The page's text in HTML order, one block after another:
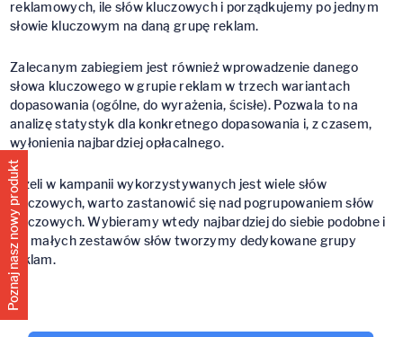
reklamowych, ile słów kluczowych i porządkujemy po jednym
słowie kluczowym na daną grupę reklam.
Zalecanym zabiegiem jest również wprowadzenie danego
słowa kluczowego w grupie reklam w trzech wariantach
dopasowania (ogólne, do wyrażenia, ścisłe). Pozwala to na
analizę statystyk dla konkretnego dopasowania i, z czasem,
wyłonienia najbardziej opłacalnego.
Jeżeli w kampanii wykorzystywanych jest wiele słów
kluczowych, warto zastanowić się nad pogrupowaniem słów
kluczowych. Wybieramy wtedy najbardziej do siebie podobne i
dla małych zestawów słów tworzymy dedykowane grupy
reklam.
Poznaj nasz nowy produkt